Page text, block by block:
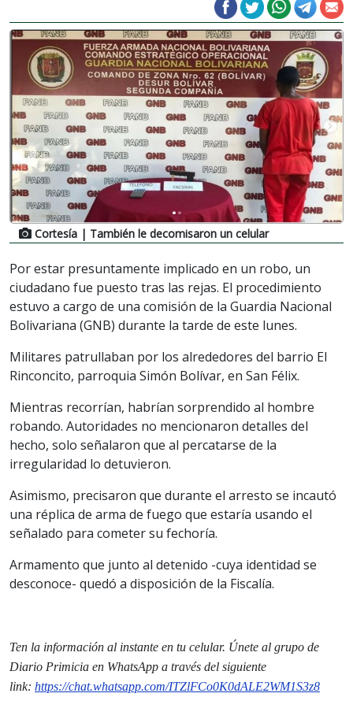
Cortesía | También le decomisaron un celular
Por estar presuntamente implicado en un robo, un
ciudadano fue puesto tras las rejas. El procedimiento
estuvo a cargo de una comisión de la Guardia Nacional
Bolivariana (GNB) durante la tarde de este lunes.
Militares patrullaban por los alrededores del barrio El
Rinconcito, parroquia Simón Bolívar, en San Félix.
Mientras recorrían, habrían sorprendido al hombre
robando. Autoridades no mencionaron detalles del
hecho, solo señalaron que al percatarse de la
irregularidad lo detuvieron.
Asimismo, precisaron que durante el arresto se incautó
una réplica de arma de fuego que estaría usando el
señalado para cometer su fechoría.
Armamento que junto al detenido -cuya identidad se
desconoce- quedó a disposición de la Fiscalía.
Ten la información al instante en tu celular. Únete al grupo de
Diario Primicia en WhatsApp a través del siguiente
link: https://chat.whatsapp.com/ITZlFCo0K0dALE2WM1S3z8